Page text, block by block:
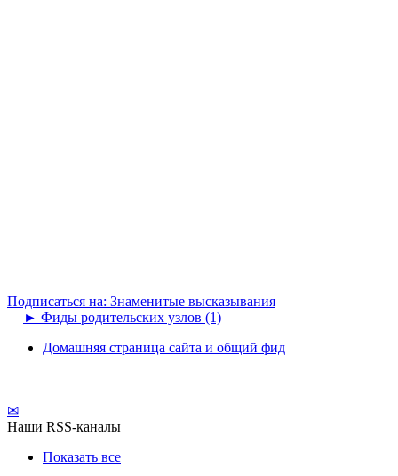
Подписаться на: Знаменитые высказывания
► Фиды родительских узлов (1)
Домашняя страница сайта и общий фид
✉
Наши RSS-каналы
Показать все